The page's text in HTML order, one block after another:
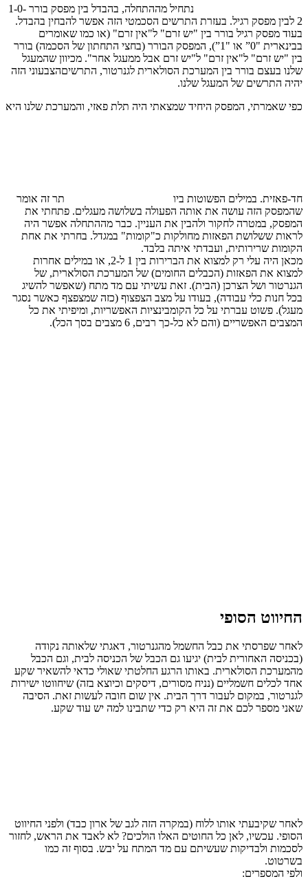
נתחיל מההתחלה, בהבדל בין מפסק בורר 1-0-
2 לבין מפסק רגיל. בעזרת
התרשים הסכמטי הזה אפשר להבחין בהבדל.
בעוד מפסק רגיל בורר בין "יש זרם" ל"אין זרם" (או כמו שאומרים
בבינארית "0” או "1”), המפסק הבורר (בחצי התחתון של הסכמה) בורר
בין "יש זרם" ל"אין זרם" ל"יש זרם אבל ממעגל אחר". מכיוון שהמעגל
שלנו בעצם בורר בין המערכת הסולארית לגנרטור, התרשיםהצבעוני הזה
יהיה התרשים של המעגל שלנו.
כפי שאמרתי, המפסק היחיד שמצאתי היה תלת פאזי, והמערכת שלנו היא
חד-פאזית. במילים הפשוטות ביו
תר זה אומר
שהמפסק הזה עושה את אותה הפעולה בשלושה מעגלים. פתחתי את
המפסק, במטרה לחקור ולהבין את העניין. כבר מההתחלה אפשר היה
לראות ששלושת הפאזות מחולקות כ"קומות" במגדל. בחרתי את אחת
הקומות שרירותית, ועבדתי איתה בלבד.
מכאן היה עלי רק למצוא את הברירות בין 1 ל-2, או במילים אחרות
למצוא את הפאזות (הכבלים החומים) של המערכת הסולארית, של
הגנרטור ושל הצרכן (הבית). זאת עשיתי עם מד מתח (שאפשר להשיג
בכל חנות כלי עבודה), בעודו על מצב הצפצוף (כזה שמצפצף כאשר נסגר
מעגל). פשוט עברתי על כל הקומבינציות האפשריות, ומיפיתי את כל
המצבים האפשריים (והם לא כל-כך רבים, 6 מצבים בסך הכל).
החיווט הסופי
לאחר שפרסתי את כבל החשמל מהגנרטור, דאגתי שלאותה נקודה
(בכניסה האחורית לבית) יגיעו גם הכבל של הכניסה לבית, וגם הכבל
מהמערכת הסולארית. באותו הרגע החלטתי שאולי כדאי להשאיר שקע
אחד לכלים חשמליים (נניח מסורים, דיסקים וכיוצא בזה) שיחווטו ישירות
לגנרטור, במקום לעבור דרך הבית. אין שום חובה לעשות זאת. הסיבה
שאני מספר לכם את זה היא רק כדי שתבינו למה יש עוד שקע.
לאחר שקיבעתי אותו ללוח (במקרה הזה לגב של ארון כבד) ולפני החיווט
הסופי. עכשיו, לאן כל החוטים האלו הולכים? לא לאבד את הראש, לחזור
לסכמות ולבדיקות שעשיתם עם מד המתח על יבש. בסוף זה כמו
בשרטוט.
ולפי המספרים: